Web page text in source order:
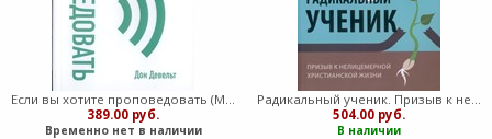
389.00 руб.
Временно нет в наличии
504.00 руб.
В наличии